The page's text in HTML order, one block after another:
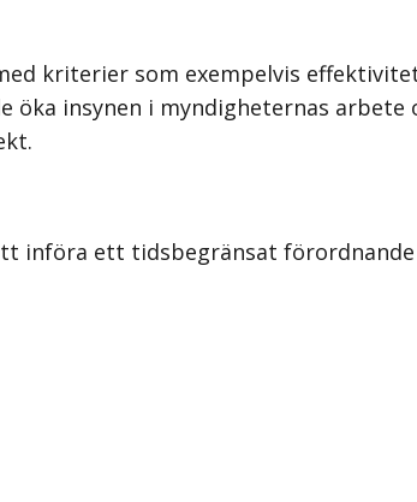
kriterier som exempelvis
insynen i myndigheternas
införa ett tidsbegränsat